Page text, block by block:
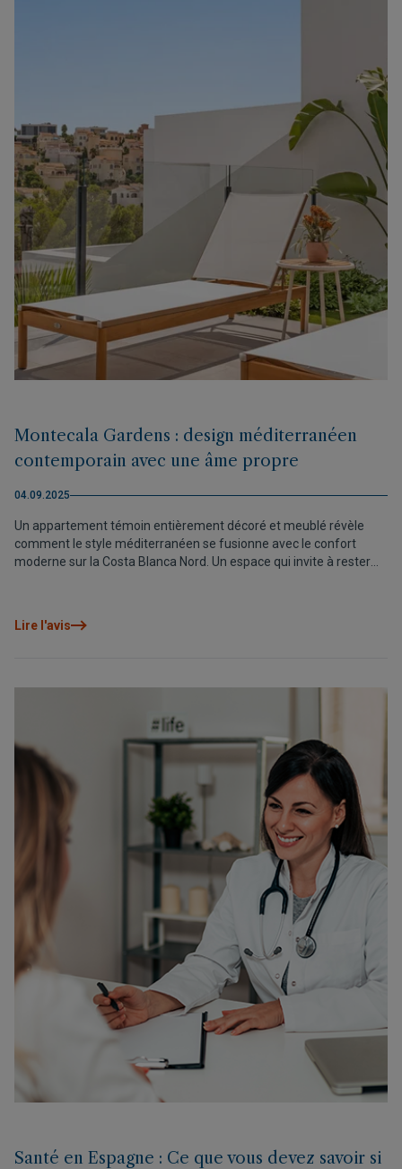
Montecala Gardens : design méditerranéen
contemporain avec une âme propre
04.09.2025
Un appartement témoin entièrement décoré et meublé révèle
comment le style méditerranéen se fusionne avec le confort
moderne sur la Costa Blanca Nord. Un espace qui invite à rester
Lire l'avis
Santé en Espagne : Ce que vous devez savoir si